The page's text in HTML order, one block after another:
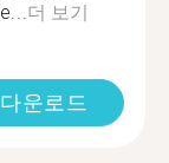
더 보기
운로드